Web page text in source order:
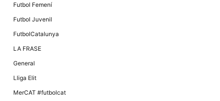
Futbol Femení
Futbol Juvenil
FutbolCatalunya
LA FRASE
General
Lliga Elit
MerCAT #futbolcat